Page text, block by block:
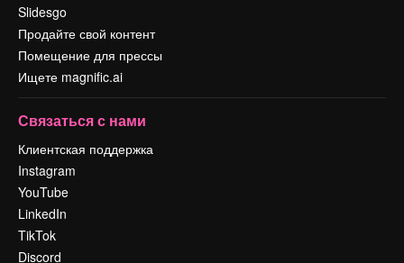
Slidesgo
Продайте свой контент
Помещение для прессы
Ищете magnific.ai
Связаться с нами
Клиентская поддержка
Instagram
YouTube
LinkedIn
TikTok
Discord